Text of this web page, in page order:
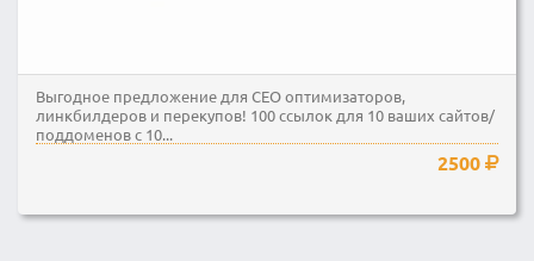
Выгодное предложение для СЕО оптимизаторов,
линкбилдеров и перекупов! 100 ссылок для 10 ваших сайтов/
поддоменов с 10...
2500